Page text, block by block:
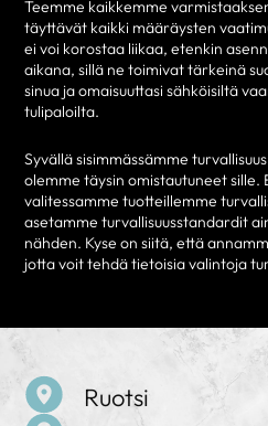
Teemme kaikkemme
täyttävät kaikki määräysten
ei voi korostaa liikaa, etenkin
aikana, sillä ne toimivat tärkeinä
sinua ja omaisuuttasi sähköisiltä
tulipaloilta.
Syvällä sisimmässämme
olemme täysin omistautuneet sille.
valitessamme tuotteillemme
asetamme turvallisuusstandardit
nähden. Kyse on siitä, että
jotta voit tehdä tietoisia valintoja
Ruotsi